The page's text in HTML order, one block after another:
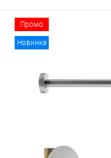
Промо
Новинка